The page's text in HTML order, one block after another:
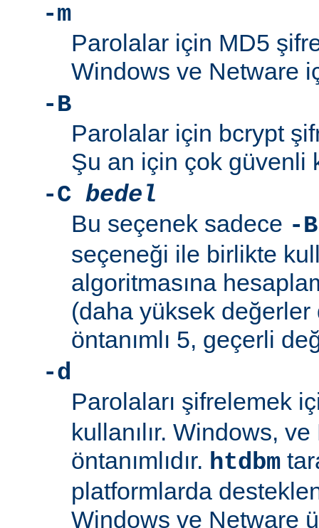
-m
Parolalar için MD5
Windows ve Netware
-B
Parolalar için bcrypt
Şu an için çok güvenli
-C bedel
Bu seçenek sadece -B
seçeneği ile birlikte
algoritmasına
(daha yüksek
öntanımlı 5, geçerli
-d
Parolaları şifrelemek
kullanılır. Windows, ve
öntanımlıdır. htdbm
platformlarda
Windows ve Netware